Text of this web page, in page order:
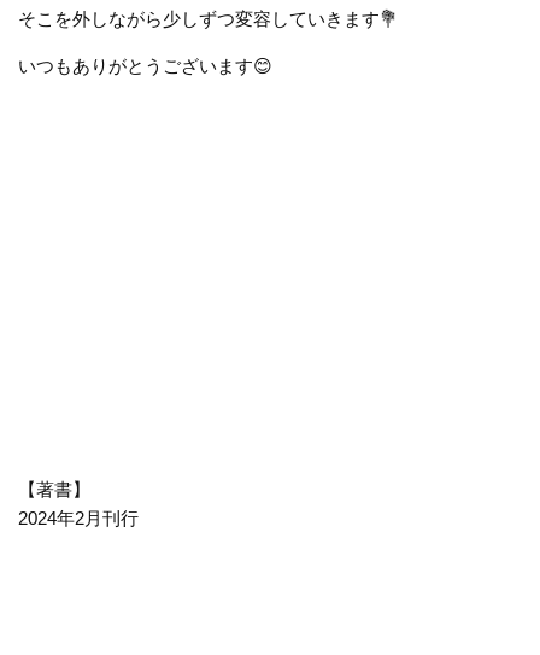
そこを外しながら少しずつ変容していきます💐
いつもありがとうございます😊
【著書】
2024年2月刊行